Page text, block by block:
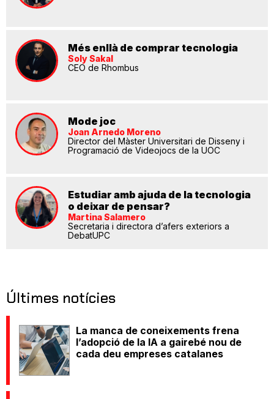
Més enllà de comprar tecnologia
Soly Sakal
CEO de Rhombus
Mode joc
Joan Arnedo Moreno
Director del Màster Universitari de Disseny i
Programació de Videojocs de la UOC
Estudiar amb ajuda de la tecnologia
o deixar de pensar?
Martina Salamero
Secretaria i directora d’afers exteriors a
DebatUPC
Últimes notícies
La manca de coneixements frena
l’adopció de la IA a gairebé nou de
cada deu empreses catalanes